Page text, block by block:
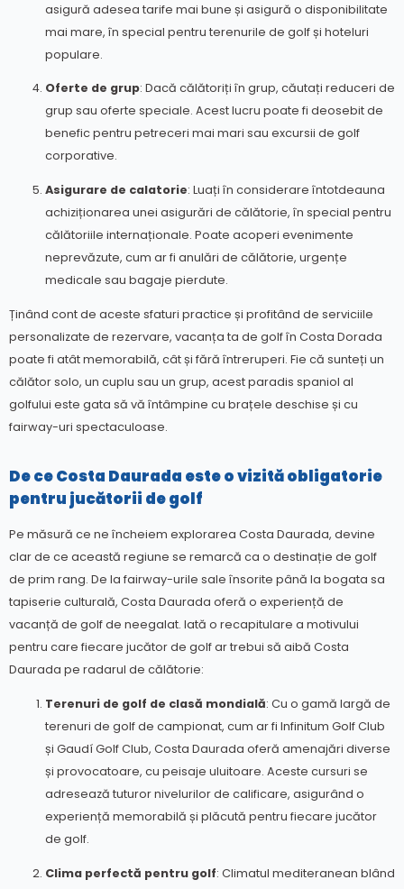
asigură adesea tarife mai bune și asigură o disponibilitate
mai mare, în special pentru terenurile de golf și hoteluri
populare.
Oferte de grup: Dacă călătoriți în grup, căutați reduceri de
grup sau oferte speciale. Acest lucru poate fi deosebit de
benefic pentru petreceri mai mari sau excursii de golf
corporative.
Asigurare de calatorie: Luați în considerare întotdeauna
achiziționarea unei asigurări de călătorie, în special pentru
călătoriile internaționale. Poate acoperi evenimente
neprevăzute, cum ar fi anulări de călătorie, urgențe
medicale sau bagaje pierdute.
Ținând cont de aceste sfaturi practice și profitând de serviciile
personalizate de rezervare, vacanța ta de golf în Costa Dorada
poate fi atât memorabilă, cât și fără întreruperi. Fie că sunteți un
călător solo, un cuplu sau un grup, acest paradis spaniol al
golfului este gata să vă întâmpine cu brațele deschise și cu
fairway-uri spectaculoase.
De ce Costa Daurada este o vizită obligatorie
pentru jucătorii de golf
Pe măsură ce ne încheiem explorarea Costa Daurada, devine
clar de ce această regiune se remarcă ca o destinație de golf
de prim rang. De la fairway-urile sale însorite până la bogata sa
tapiserie culturală, Costa Daurada oferă o experiență de
vacanță de golf de neegalat. Iată o recapitulare a motivului
pentru care fiecare jucător de golf ar trebui să aibă Costa
Daurada pe radarul de călătorie:
Terenuri de golf de clasă mondială: Cu o gamă largă de
terenuri de golf de campionat, cum ar fi Infinitum Golf Club
și Gaudí Golf Club, Costa Daurada oferă amenajări diverse
și provocatoare, cu peisaje uluitoare. Aceste cursuri se
adresează tuturor nivelurilor de calificare, asigurând o
experiență memorabilă și plăcută pentru fiecare jucător
de golf.
Clima perfectă pentru golf: Climatul mediteranean blând